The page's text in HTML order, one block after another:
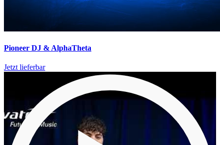
Pioneer DJ & AlphaTheta
Jetzt lieferbar